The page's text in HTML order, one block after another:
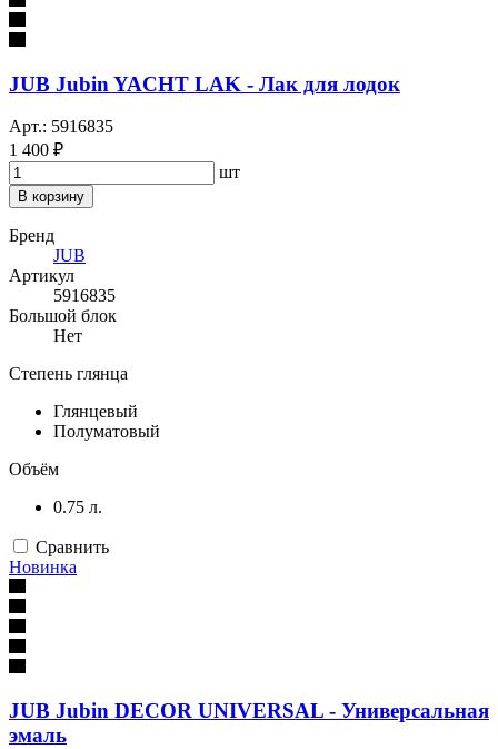
JUB Jubin YACHT LAK - Лак для лодок
Арт.: 5916835
1 400 ₽
шт
В корзину
Бренд
JUB
Артикул
5916835
Большой блок
Нет
Степень глянца
Глянцевый
Полуматовый
Объём
0.75 л.
Сравнить
Новинка
JUB Jubin DECOR UNIVERSAL - Универсальная
эмаль